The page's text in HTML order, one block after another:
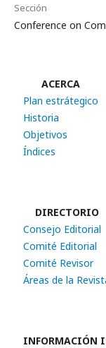
Sección
Conference on
ACERCA
Plan estrátegico
Historia
Objetivos
Índices
DIRECTORIO
Consejo Editorial
Comité Editorial
Comité Revisor
Áreas de la
INFORMACIÓN